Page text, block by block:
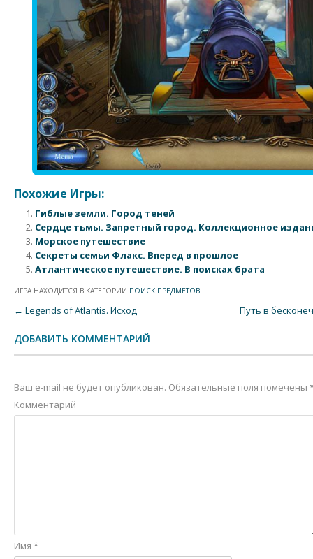
Похожие Игры:
Гиблые земли. Город теней
Сердце тьмы. Запретный город. Коллекционное
Морское путешествие
Секреты семьи Флакс. Вперед в прошлое
Атлантическое путешествие. В поисках брата
ИГРА НАХОДИТСЯ В КАТЕГОРИИ ПОИСК ПРЕДМЕТОВ.
Post navigation
← Legends of Atlantis. Исход Путь в
ДОБАВИТЬ КОММЕНТАРИЙ
Ваш e-mail не будет опубликован. Обязательные поля помечены
Комментарий
Имя *